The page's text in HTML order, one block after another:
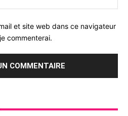
et site web dans ce navigateur
commenterai.